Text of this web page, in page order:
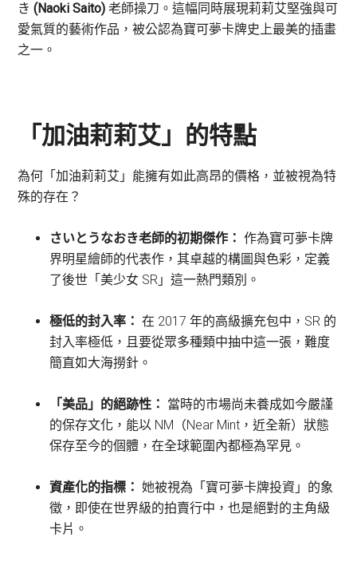
き (Naoki Saito) 老師操刀。這幅同時展現莉莉艾堅強與可
愛氣質的藝術作品，被公認為寶可夢卡牌史上最美的插畫
之一。
「加油莉莉艾」的特點
為何「加油莉莉艾」能擁有如此高昂的價格，並被視為特
殊的存在？
さいとうなおき老師的初期傑作： 作為寶可夢卡牌
界明星繪師的代表作，其卓越的構圖與色彩，定義
了後世「美少女 SR」這一熱門類別。
極低的封入率： 在 2017 年的高級擴充包中，SR 的
封入率極低，且要從眾多種類中抽中這一張，難度
簡直如大海撈針。
「美品」的絕跡性： 當時的市場尚未養成如今嚴謹
的保存文化，能以 NM（Near Mint，近全新）狀態
保存至今的個體，在全球範圍內都極為罕見。
資產化的指標： 她被視為「寶可夢卡牌投資」的象
徵，即使在世界級的拍賣行中，也是絕對的主角級
卡片。